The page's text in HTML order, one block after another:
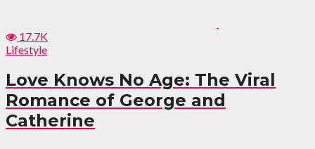
17.7K
Lifestyle
Love Knows No Age: The Viral
Romance of George and
Catherine